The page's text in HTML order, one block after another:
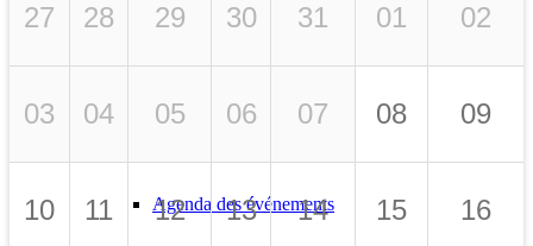
Agenda des événements
27 28 29 30 31 01 02
03 04 05 06 07 08 09
10 11 12 13 14 15 16